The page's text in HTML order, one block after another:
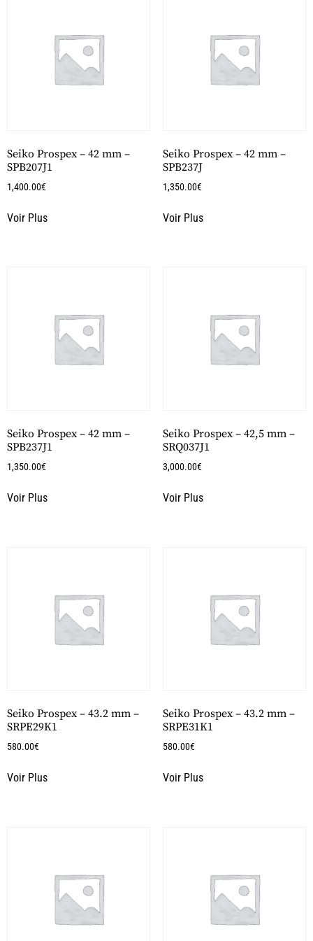
Seiko Prospex – 42 mm –
SPB207J1
1,400.00€
Voir Plus
Seiko Prospex – 42 mm –
SPB237J
1,350.00€
Voir Plus
Seiko Prospex – 42 mm –
SPB237J1
1,350.00€
Voir Plus
Seiko Prospex – 42,5 mm –
SRQ037J1
3,000.00€
Voir Plus
Seiko Prospex – 43.2 mm –
SRPE29K1
580.00€
Voir Plus
Seiko Prospex – 43.2 mm –
SRPE31K1
580.00€
Voir Plus